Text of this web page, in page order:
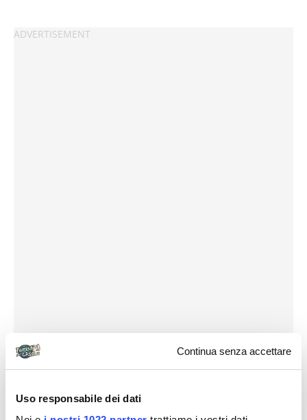
Continua senza accettare
Uso responsabile dei dati